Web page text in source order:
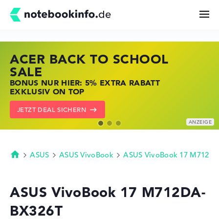
Kaufberatung
Technik & Wissen
Deals
ACER BACK TO SCHOOL
SALE
BONUS NUR HIER: 5% EXTRA RABATT
EXKLUSIV ON TOP
JETZT DEAL SICHERN
HP STORE SSV DEALS
JETZT ZUGREIFEN: NOTEBOOKS BEI HP
KRÄFTIG REDUZIERT
ZU DEN HP ANGEBOTEN
LENOVO LAPTOP DEALS
NOTEBOOKS BEI LENOVO JETZT
KRÄFTIG REDUZIERT
LENOVO DEALS ZEIGEN
Startseite
ASUS ASUS VivoBook ASUS VivoBook 17 M712
ASUS VivoBook 17 M712DA-
BX326T